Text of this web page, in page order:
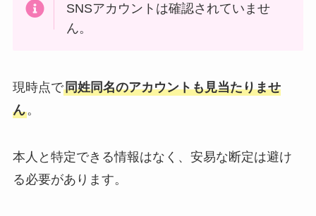
SNSアカウントは確認されていませ
ん。
現時点で同姓同名のアカウントも見当たりませ
ん。
本人と特定できる情報はなく、安易な断定は避け
る必要があります。